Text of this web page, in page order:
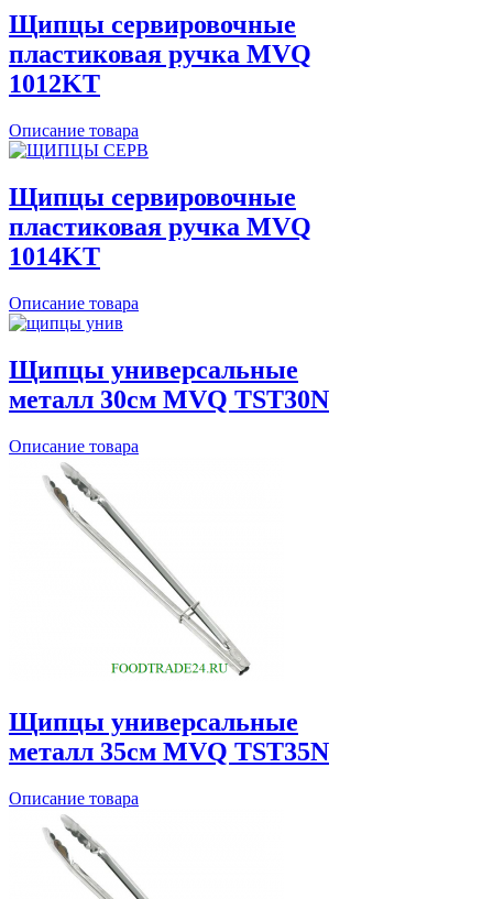
Щипцы сервировочные
пластиковая ручка MVQ
1012KT
Описание товара
Щипцы сервировочные
пластиковая ручка MVQ
1014KT
Описание товара
Щипцы универсальные
металл 30см MVQ TST30N
Описание товара
Щипцы универсальные
металл 35см MVQ TST35N
Описание товара